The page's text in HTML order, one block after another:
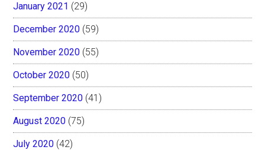
January 2021 (29)
December 2020 (59)
November 2020 (55)
October 2020 (50)
September 2020 (41)
August 2020 (75)
July 2020 (42)